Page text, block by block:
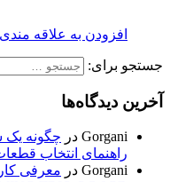
افزودن به علاقه
جستجو برای:
آخرین دیدگاه‌ها
Gorgani در چگونه یک
راهنمای انتخاب
Gorgani در